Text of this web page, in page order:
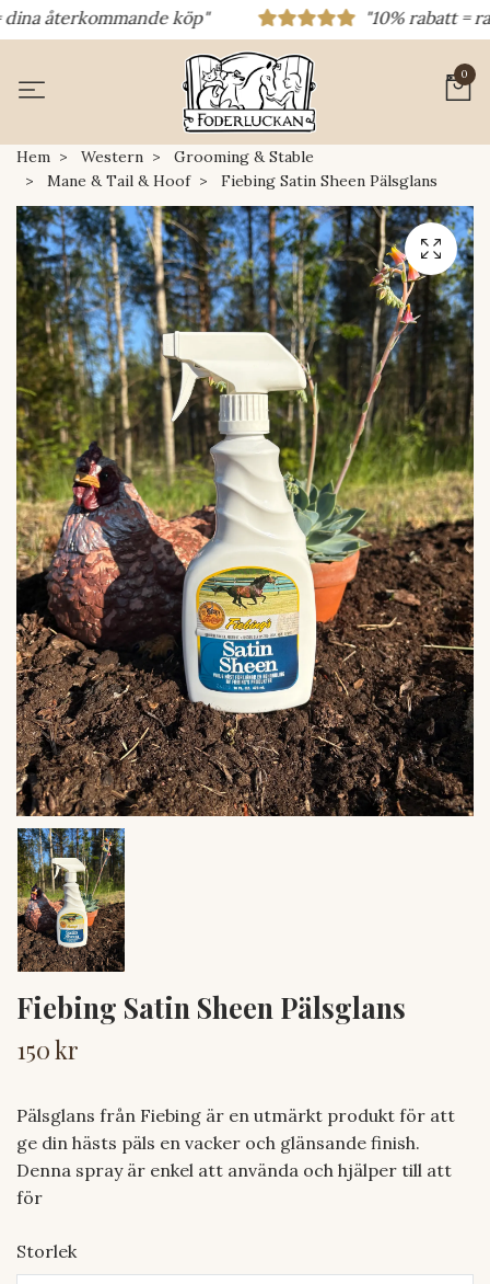
köp" "10% rabatt =
0
Hem Western
Grooming & Stable
Mane & Tail & Hoof
Fiebing Satin Sheen Pälsglans
Fiebing Satin Sheen Pälsglans
150 kr
Pälsglans från Fiebing är en utmärkt produkt för att
ge din hästs päls en vacker och glänsande finish.
Denna spray är enkel att använda och hjälper till att
för
Storlek